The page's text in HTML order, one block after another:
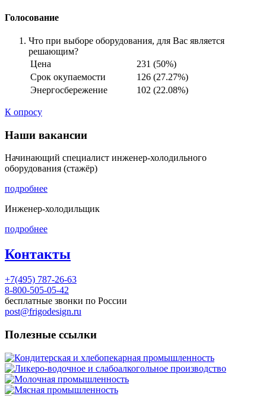
Голосование
Что при выборе оборудования, для Вас является
решающим?
Цена
231 (50%)
Срок окупаемости
126 (27.27%)
Энергосбережение
102 (22.08%)
К опросу
Наши вакансии
Начинающий специалист инженер-холодильного
оборудования (стажёр)
подробнее
Инженер-холодильщик
подробнее
Контакты
+7(495) 787-26-63
8-800-505-05-42
бесплатные звонки по России
post@frigodesign.ru
Полезные ссылки
Кондитерская и хлебопекарная промышленность
Ликеро-водочное и слабоалкогольное производство
Молочная промышленность
Мясная промышленность